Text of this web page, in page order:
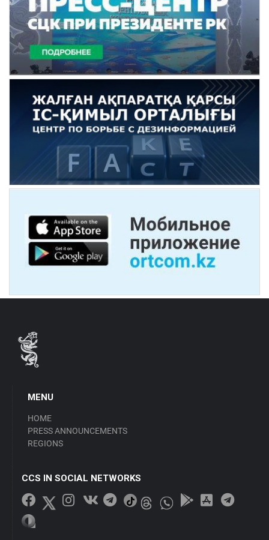
MENU
HOME
PRESS ANNOUNCEMENTS
REGIONS
CCS IN SOCIAL NETWORKS